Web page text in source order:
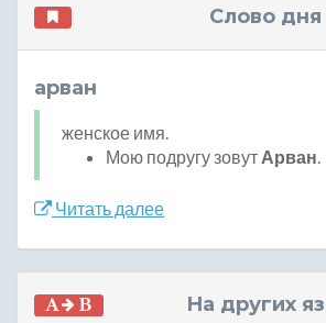
Слово дня
арван
женское имя.
Мою подругу зовут Арван.
Читать далее
На других